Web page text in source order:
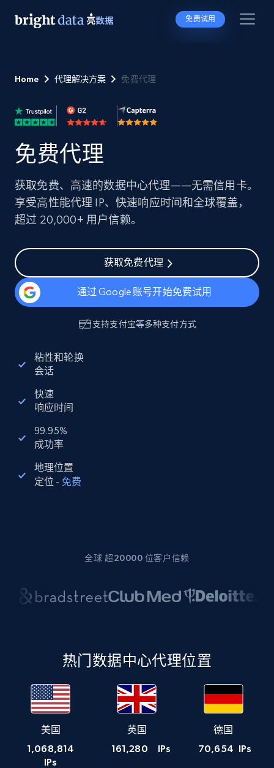
免费试用
Home 代理解决方案 免费代理
免费代理
获取免费、高速的数据中心代理——无需信用卡。
享受高性能代理 IP、快速响应时间和全球覆盖，
超过 20,000+ 用户信赖。
获取免费代理
通过 Google 账号开始免费试用
支持支付宝等多种支付方式
粘性和轮换
会话
快速
响应时间
99.95%
成功率
地理位置
定位 - 免费
全球 超20000 位客户信赖
热门数据中心代理位置
美国
1,068,814
IPs
英国
161,280 IPs
德国
70,654 IPs